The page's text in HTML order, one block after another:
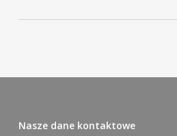
Nasze dane kontaktowe